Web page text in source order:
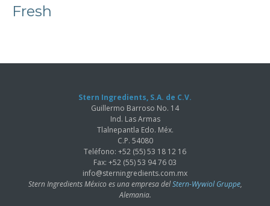
Fresh
Stern Ingredients, S.A. de C.V.
Guillermo Barroso No. 14
Ind. Las Armas
Tlalnepantla Edo. Méx.
C.P. 54080
Teléfono: +52 (55) 53 18 12 16
Fax: +52 (55) 53 94 76 03
info@sterningredients.com.mx
Stern Ingredients México es una empresa delStern-Wywiol Gruppe,
Alemania.